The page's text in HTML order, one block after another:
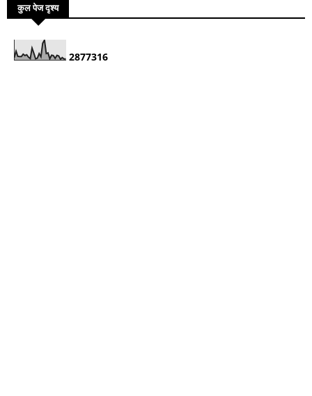
कुल पेज दृश्य
2877316